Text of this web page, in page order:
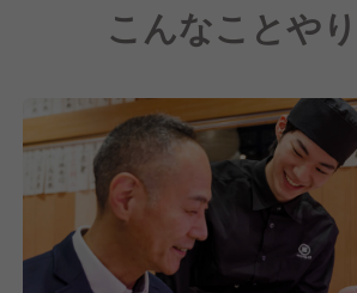
こんなことや